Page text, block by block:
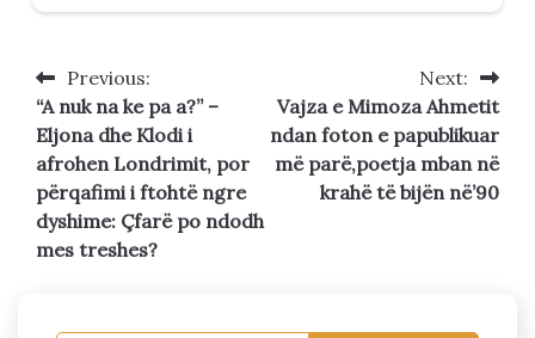
Post
navigation
Previous:
“A nuk na ke pa a?” –
Eljona dhe Klodi i
afrohen Londrimit, por
përqafimi i ftohtë ngre
dyshime: Çfarë po ndodh
mes treshes?
Next:
Vajza e Mimoza Ahmetit
ndan foton e papublikuar
më parë,poetja mban në
krahë të bijën në’90